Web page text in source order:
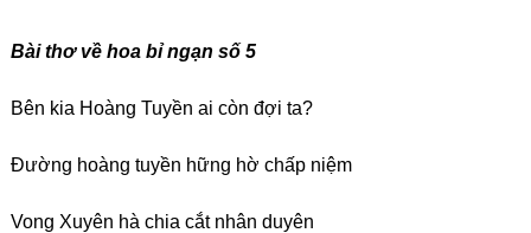
Bài thơ về hoa bỉ ngạn số 5
Bên kia Hoàng Tuyền ai còn đợi ta?
Đường hoàng tuyền hững hờ chấp niệm
Vong Xuyên hà chia cắt nhân duyên